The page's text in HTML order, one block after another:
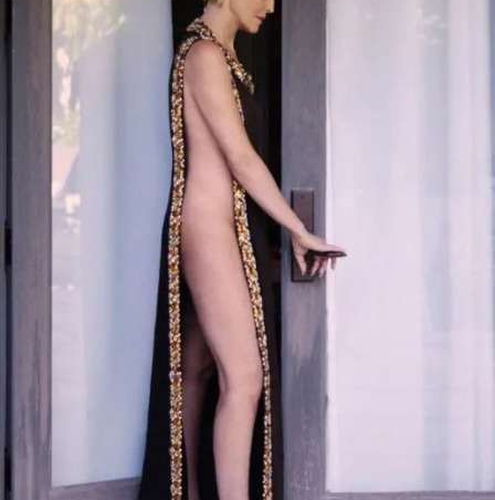
Günün görüntüsü
Haber
İlan
Kimdir
Koronavirüs
Kültür Sanat
Ne demişti
Popüler